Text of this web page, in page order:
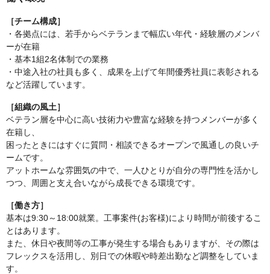
［チーム構成］
・各拠点には、若手からベテランまで幅広い年代・経験層のメンバ
ーが在籍
・基本1組2名体制での業務
・中途入社の社員も多く、成果を上げて年間優秀社員に表彰される
など活躍しています。
［組織の風土］
ベテラン層を中心に高い技術力や豊富な経験を持つメンバーが多く
在籍し、
困ったときにはすぐに質問・相談できるオープンで風通しの良いチ
ームです。
アットホームな雰囲気の中で、一人ひとりが自分の専門性を活かし
つつ、周囲と支え合いながら成長できる環境です。
［働き方］
基本は9:30～18:00就業。工事案件(お客様)により時間が前後するこ
とはあります。
また、休日や夜間等の工事が発生する場合もありますが、その際は
フレックスを活用し、別日での休暇や時差出勤など調整をしていま
す。